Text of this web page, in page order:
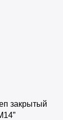
закрытый